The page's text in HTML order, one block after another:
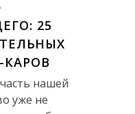
25
нашей
уже не